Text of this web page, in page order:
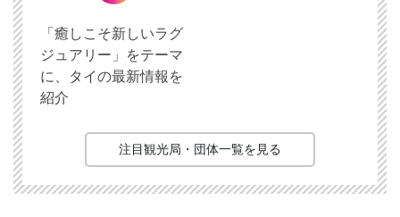
「癒しこそ新しいラグ
ジュアリー」をテーマ
に、タイの最新情報を
紹介
注目観光局・団体一覧を見る